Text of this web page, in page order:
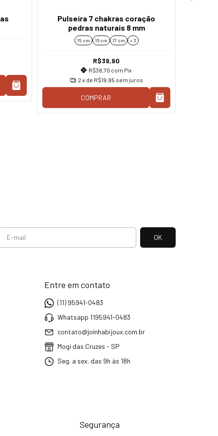
Pulseira 7 chakras coração
pedras naturais 8 mm
15 cm 16 cm 17 cm + 3
R$39,90
R$38,70 com Pix
2 x de R$19,95 sem juros
COMPRAR
Entre em contato
(11) 95941-0483
Whatsapp 1195941-0483
contato@joinhabijoux.com.br
Mogi das Cruzes - SP
Seg. a sex. das 9h às 18h
Segurança